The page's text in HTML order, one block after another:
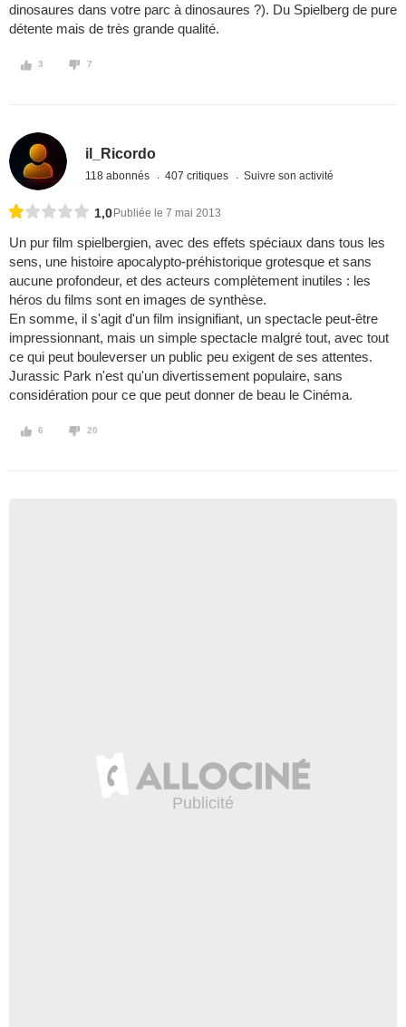
dinosaures dans votre parc à dinosaures ?). Du Spielberg de pure
détente mais de très grande qualité.
3 7
il_Ricordo
118 abonnés 407 critiques Suivre son activité
1,0 Publiée le 7 mai 2013
Un pur film spielbergien, avec des effets spéciaux dans tous les
sens, une histoire apocalypto-préhistorique grotesque et sans
aucune profondeur, et des acteurs complètement inutiles : les
héros du films sont en images de synthèse.
En somme, il s'agit d'un film insignifiant, un spectacle peut-être
impressionnant, mais un simple spectacle malgré tout, avec tout
ce qui peut bouleverser un public peu exigent de ses attentes.
Jurassic Park n'est qu'un divertissement populaire, sans
considération pour ce que peut donner de beau le Cinéma.
6 20